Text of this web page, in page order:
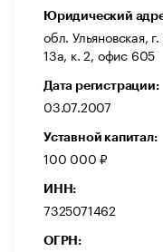
Юридический
обл. Ульяновская,
13а, к. 2, офис 605
Дата регистрации:
03.07.2007
Уставной капитал:
100 000 ₽
ИНН:
7325071462
ОГРН: